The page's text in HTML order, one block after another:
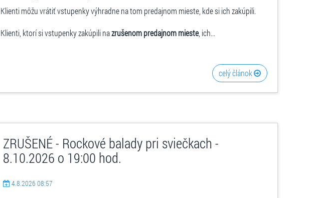
Klienti môžu vrátiť vstupenky výhradne na tom predajnom mieste, kde si ich zakúpili.
Klienti, ktorí si vstupenky zakúpili nazrušenom predajnom mieste, ich...
celý článok
ZRUŠENÉ - Rockové balady pri sviečkach -
8.10.2026 o 19:00 hod.
4.8.2026 08:57